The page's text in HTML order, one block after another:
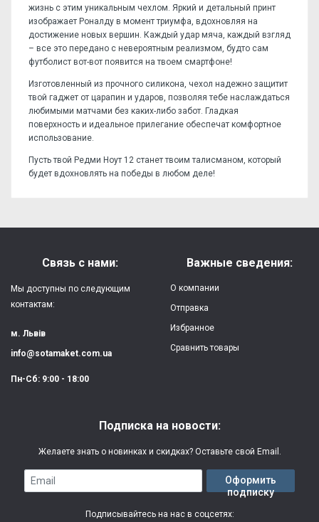
жизнь с этим уникальным чехлом. Яркий и детальный принт
изображает Роналду в момент триумфа, вдохновляя на
достижение новых вершин. Каждый удар мяча, каждый взгляд
– все это передано с невероятным реализмом, будто сам
футболист вот-вот появится на твоем смартфоне!
Изготовленный из прочного силикона, чехол надежно защитит
твой гаджет от царапин и ударов, позволяя тебе наслаждаться
любимыми матчами без каких-либо забот. Гладкая
поверхность и идеальное прилегание обеспечат комфортное
использование.
Пусть твой Редми Ноут 12 станет твоим талисманом, который
будет вдохновлять на победы в любом деле!
Защита:
от ударов,
Качество:
яркая, четкая
Особенности:
(влагостойкая, гибкая)
Гарантия: 3 месяца
Напишите отзыв или мнение
Связь с нами:
Мы доступны по следующим
контактам:
м. Львів
info@sotamaket.com.ua
Пн-Сб: 9:00 - 18:00
Важные сведения:
О компании
Отправка
Избранное
Сравнить товары
Подписка на новости:
Желаете знать о новинках и скидках? Оставьте свой Email.
Email
Оформить
подписку
Подписывайтесь на нас в соцсетях: